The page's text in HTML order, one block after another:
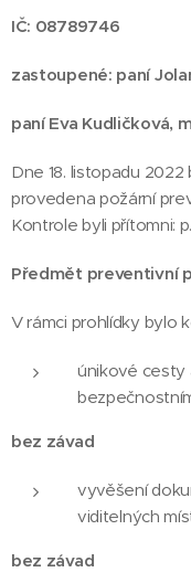
IČ: 08789746
zastoupené: paní
paní Eva Kudličková,
Dne 18. listopadu
provedena požární
Kontrole byli přítomni:
Předmět preventivní
V rámci prohlídky bylo
únikové cesty
bez závad
vyvěšení
viditelných
bez závad